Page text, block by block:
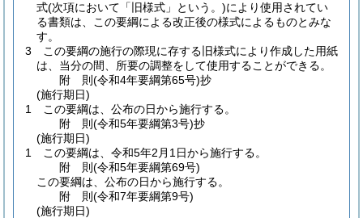
式(次項において「旧様式」という。)により使用されてい
る書類は、この要綱による改正後の様式によるものとみな
す。
3
この要綱の施行の際現に存する旧様式により作成した用紙
は、当分の間、所要の調整をして使用することができる。
附 則(令和4年要綱第65号)抄
(施行期日)
1
この要綱は、公布の日から施行する。
附 則(令和5年要綱第3号)抄
(施行期日)
1
この要綱は、令和5年2月1日から施行する。
附 則(令和5年要綱第69号)
この要綱は、公布の日から施行する。
附 則(令和7年要綱第9号)
(施行期日)